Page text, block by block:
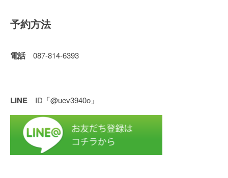
予約方法
電話087-814-6393
LINE ID「@uev3940o」